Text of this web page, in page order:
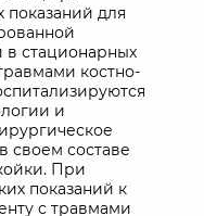
для
стационарных
костно-
и
своем составе
При
показаний к
с травмами